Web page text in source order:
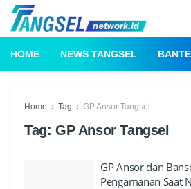
HOME NEWS TANGSEL
Home Tag GP Ansor Tangsel
Tag: GP Ansor Tangsel
GP Ansor dan
Pengamanan Saat